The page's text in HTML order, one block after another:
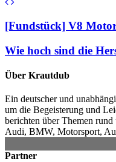
[Fundstück] V8
Wie hoch sind die
Über Krautdub
Ein deutscher und
um die Begeisterung und
berichten über Themen
Audi, BMW, Motorsport,
Partner